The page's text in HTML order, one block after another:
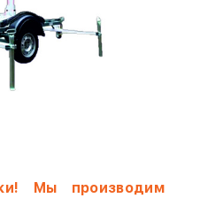
Мы производим